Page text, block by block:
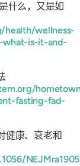
什么，又是如
health/wellness-
is-it-and-
fasting-fad-
健康、衰老和